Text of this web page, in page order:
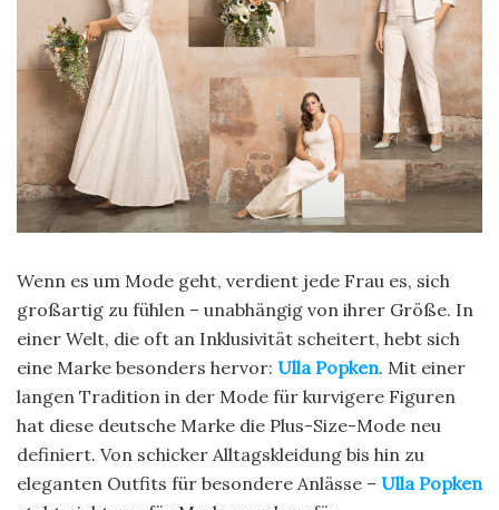
Wenn es um Mode geht, verdient jede Frau es, sich
großartig zu fühlen – unabhängig von ihrer Größe. In
einer Welt, die oft an Inklusivität scheitert, hebt sich
eine Marke besonders hervor: Ulla Popken. Mit einer
langen Tradition in der Mode für kurvigere Figuren
hat diese deutsche Marke die Plus-Size-Mode neu
definiert. Von schicker Alltagskleidung bis hin zu
eleganten Outfits für besondere Anlässe – Ulla Popken